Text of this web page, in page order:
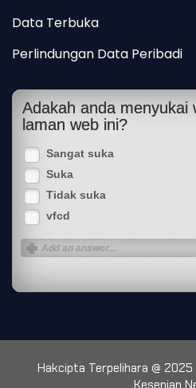
Data Terbuka
Perlindungan Data Peribadi
Adakah anda menyukai
laman web ini?
Sangat suka
Suka
Tidak suka
vfcd
Hakcipta Terpelihara @